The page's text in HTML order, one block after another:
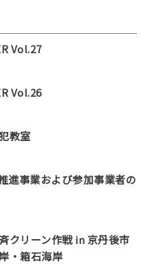
Vol.27
Vol.26
教室
進事業および参加事業者の
クリーン作戦 in 京丹後市
・箱石海岸